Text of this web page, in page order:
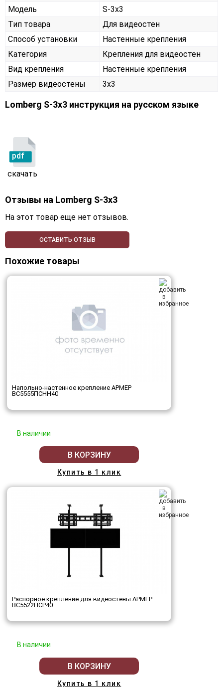
Модель
S-3х3
Тип товара
Для видеостен
Способ установки
Настенные крепления
Категория
Крепления для видеостен
Вид крепления
Настенные крепления
Размер видеостены
3x3
Lomberg S-3х3 инструкция на русском языке
pdf
скачать
Отзывы на Lomberg S-3х3
На этот товар еще нет отзывов.
ОСТАВИТЬ ОТЗЫВ
Похожие товары
Напольно-настенное крепление АРМЕР
ВС5555ПСНН40
В наличии
В КОРЗИНУ
Купить в 1 клик
Распорное крепление для видеостены АРМЕР
ВС5522ПСР40
В наличии
В КОРЗИНУ
Купить в 1 клик